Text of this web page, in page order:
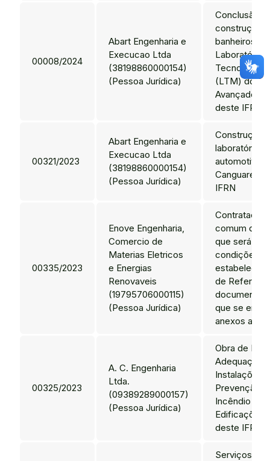
00008/2024
Abart Engenharia e
Execucao Ltda
(38198860000154)
(Pessoa Jurídica)
Conclusão
construção
banheiros no
Laboratório
Tecnologia
(LTM) do
Avançado
deste IFRN.
00321/2023
Abart Engenharia e
Execucao Ltda
(38198860000154)
(Pessoa Jurídica)
Construção
laboratório
automotiva
IFRN
00335/2023
Enove Engenharia,
Comercio de
Materias Eletricos
e Energias
Renovaveis
(19795706000115)
(Pessoa Jurídica)
Contratação
comum de
que será
condições
de
que se
anexos ao
00325/2023
A. C. Engenharia
Ltda.
(09389289000157)
(Pessoa Jurídica)
Obra de
Adequações
Instalações
Prevenção
Incêndio das
Edificações
deste IFRN
Serviços de